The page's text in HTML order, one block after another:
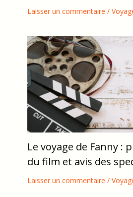
Laisser un commentaire /
Le voyage de Fanny :
du film et avis des
Laisser un commentaire /